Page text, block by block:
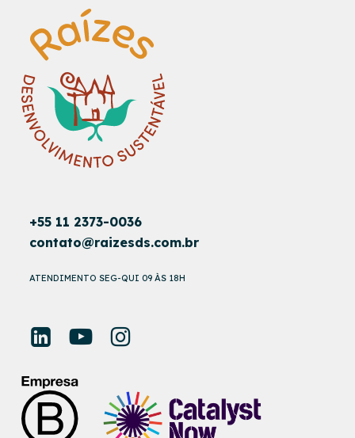
+55 11 2373-0036
contato@raizesds.com.br
ATENDIMENTO SEG-QUI 09 ÀS 18H